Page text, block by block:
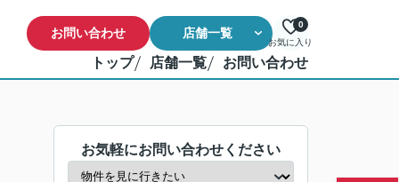
お問い合わせ 店舗一覧
お気に入り
0
トップ 店舗一覧 お問い合わせ
お気軽にお問い合わせください